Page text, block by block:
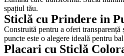
spațiul tău.
Sticlă cu Prindere in
Construită pentru a oferi
puncte este o alegere ideală pentru
Placari cu Sticlă